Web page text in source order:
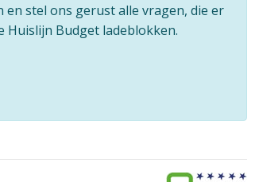
stel ons gerust alle vragen, die er
Huislijn Budget ladeblokken.